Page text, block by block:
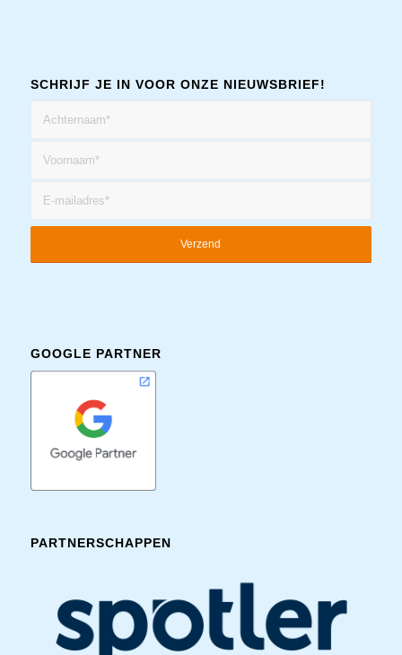
SCHRIJF JE IN VOOR ONZE NIEUWSBRIEF!
GOOGLE PARTNER
PARTNERSCHAPPEN